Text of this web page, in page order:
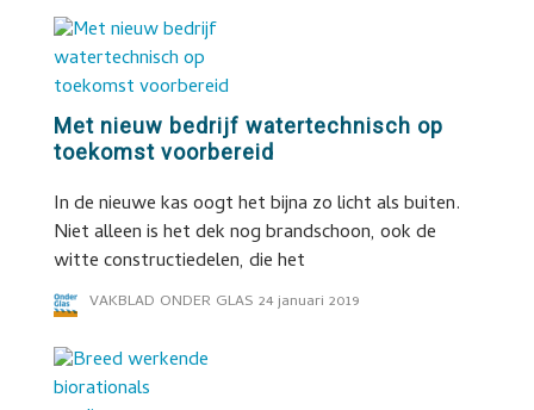
Met nieuw bedrijf watertechnisch op
toekomst voorbereid
In de nieuwe kas oogt het bijna zo licht als buiten.
Niet alleen is het dek nog brandschoon, ook de
witte constructiedelen, die het
VAKBLAD ONDER GLAS 24 januari 2019